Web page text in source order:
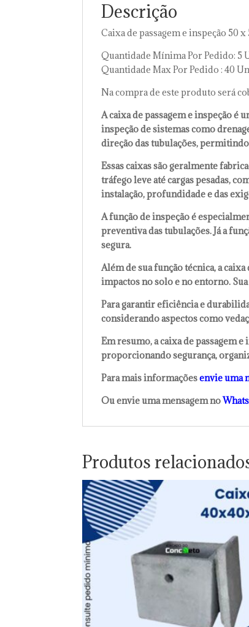
Descrição
Caixa de passagem e inspeção 50
Quantidade Mínima Por Pedido: 5
Quantidade Max Por Pedido : 40
Na compra de este produto será
A caixa de passagem e inspeção
inspeção de sistemas como
direção das tubulações, permitindo
Essas caixas são geralmente
tráfego leve até cargas pesadas,
instalação, profundidade e das
A função de inspeção é
preventiva das tubulações. Já a
segura.
Além de sua função técnica, a
impactos no solo e no entorno.
Para garantir eficiência e
considerando aspectos como
Em resumo, a caixa de passagem
proporcionando segurança,
Para mais informaçõesenvie uma
Ou envie uma mensagem no
Produtos